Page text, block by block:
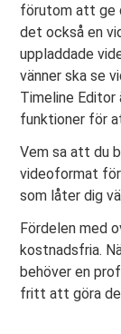
förutom att ge
det också en
uppladdade
vänner ska se
Timeline Editor
funktioner för
Vem sa att du
videoformat för
som låter dig
Fördelen med
kostnadsfria.
behöver en
fritt att göra